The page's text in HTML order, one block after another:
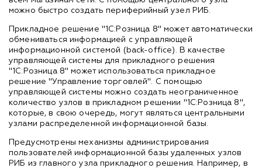
можно быстро создать периферийный узел РИБ.
Прикладное решение "1С:Розница 8" может автоматически
обмениваться информацией с управляющей
информационной системой (back-office). В качестве
управляющей системы для прикладного решения
"1С:Розница 8" может использоваться прикладное
решение "Управление торговлей". С помощью
управляющей системы можно создать неограниченное
количество узлов в прикладном решении "1С:Розница 8",
которые, в свою очередь, могут являться центральными
узлами распределенной информационной базы.
Предусмотрены механизмы администрирования
пользователей информационной базы удаленных узлов
РИБ из главного узла прикладного решения. Например, в